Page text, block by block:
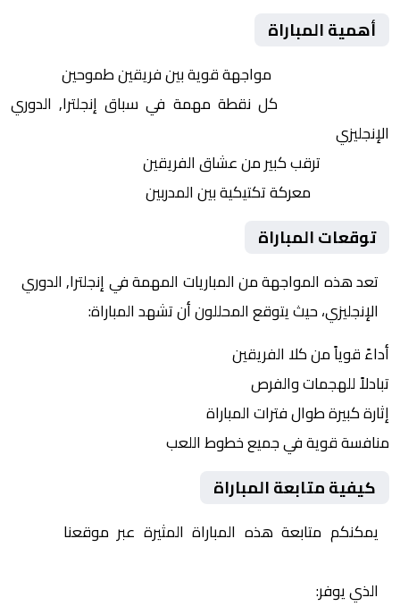
أهمية المباراة
مواجهة قوية بين فريقين طموحين
كل نقطة مهمة في سباق إنجلترا, الدوري
الإنجليزي
ترقب كبير من عشاق الفريقين
معركة تكتيكية بين المدربين
توقعات المباراة
تعد هذه المواجهة من المباريات المهمة في إنجلترا, الدوري
الإنجليزي، حيث يتوقع المحللون أن تشهد المباراة:
أداءً قوياً من كلا الفريقين
تبادلاً للهجمات والفرص
إثارة كبيرة طوال فترات المباراة
منافسة قوية في جميع خطوط اللعب
كيفية متابعة المباراة
يمكنكم متابعة هذه المباراة المثيرة عبر موقعنا
الذي يوفر: